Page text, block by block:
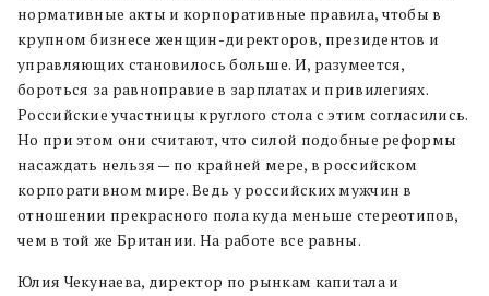
нормативные акты и корпоративные правила, чтобы в
крупном бизнесе женщин-директоров, президентов и
управляющих становилось больше. И, разумеется,
бороться за равноправие в зарплатах и привилегиях.
Российские участницы круглого стола с этим согласились.
Но при этом они считают, что силой подобные реформы
насаждать нельзя — по крайней мере, в российском
корпоративном мире. Ведь у российских мужчин в
отношении прекрасного пола куда меньше стереотипов,
чем в той же Британии. На работе все равны.
Юлия Чекунаева, директор по рынкам капитала и